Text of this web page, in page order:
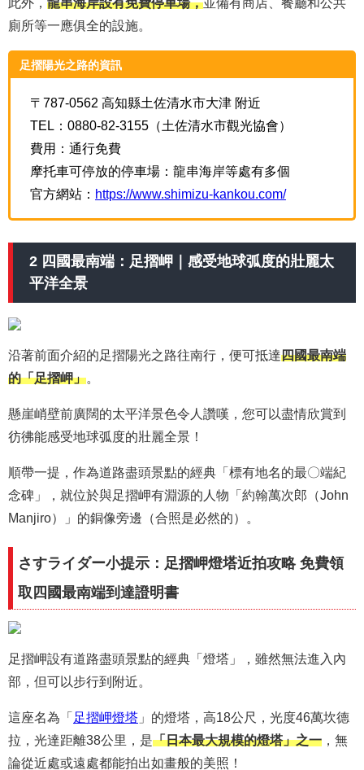
此外， 龍串海岸設有免費停車場，並備有商店、餐廳和公共
廁所等一應俱全的設施。
足摺陽光之路的資訊
〒787-0562 高知縣土佐清水市大津 附近
TEL：0880-82-3155（土佐清水市觀光協會）
費用：通行免費
摩托車可停放的停車場：龍串海岸等處有多個
官方網站： https://www.shimizu-kankou.com/
2 四國最南端：足摺岬｜感受地球弧度的壯麗太
平洋全景
沿著前面介紹的足摺陽光之路往南行，便可抵達四國最南端
的「足摺岬」
懸崖峭壁前廣闊的太平洋景色令人讚嘆，您可以盡情欣賞到
彷彿能感受地球弧度的壯麗全景！
順帶一提，作為道路盡頭景點的經典「標有地名的最〇端紀
念碑」，就位於與足摺岬有淵源的人物「約翰萬次郎（John
Manjiro）」的銅像旁邊（合照是必然的）。
さすライダー小提示：足摺岬燈塔近拍攻略 免費領
取四國最南端到達證明書
足摺岬設有道路盡頭景點的經典「燈塔」，雖然無法進入內
部，但可以步行到附近。
這座名為「 足摺岬燈塔 」的燈塔，高18公尺，光度46萬坎德
拉，光達距離38公里，是「日本最大規模的燈塔」之一 ，無
論從近處或遠處都能拍出如畫般的美照！